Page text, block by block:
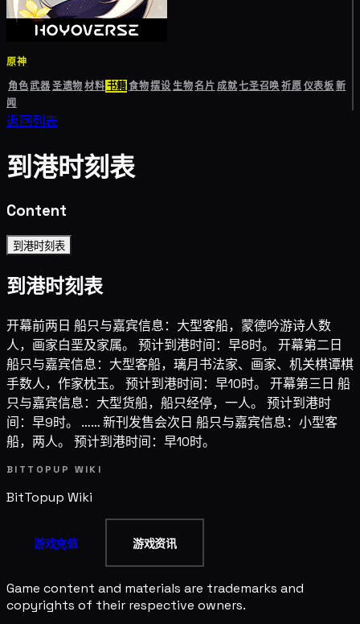
原神
角色武器圣遗物材料书籍食物摆设生物名片成就七圣召唤祈愿仪表板新
闻
返回列表
到港时刻表
Content
到港时刻表
到港时刻表
开幕前两日 船只与嘉宾信息：大型客船，蒙德吟游诗人数
人，画家白垩及家属。 预计到港时间：早8时。 开幕第二日
船只与嘉宾信息：大型客船，璃月书法家、画家、机关棋谭棋
手数人，作家枕玉。 预计到港时间：早10时。 开幕第三日 船
只与嘉宾信息：大型货船，船只经停，一人。 预计到港时
间：早9时。 …… 新刊发售会次日 船只与嘉宾信息：小型客
船，两人。 预计到港时间：早10时。
BITTOPUP WIKI
BitTopup Wiki
游戏充值 游戏资讯
Game content and materials are trademarks and
copyrights of their respective owners.